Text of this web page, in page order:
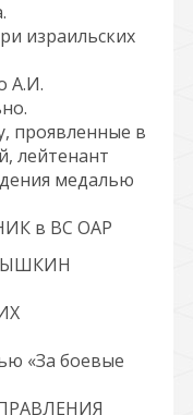
израильских
А.И.
проявленные в
лейтенант
медалью
в ВС ОАР
«За боевые